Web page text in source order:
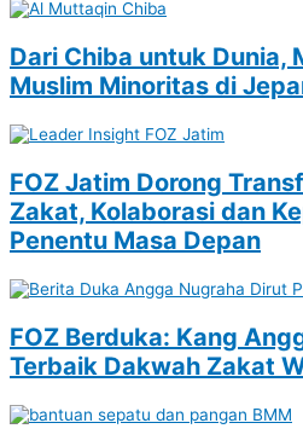
Dari Chiba untuk Dunia,
Muslim Minoritas di
FOZ Jatim Dorong
Zakat, Kolaborasi dan
Penentu Masa Depan
FOZ Berduka: Kang
Terbaik Dakwah Zakat